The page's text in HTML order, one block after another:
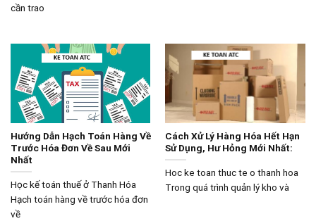
cần trao
Hướng Dẫn Hạch Toán Hàng Về
Trước Hóa Đơn Về Sau Mới
Nhất
Học kế toán thuế ở Thanh Hóa
Hạch toán hàng về trước hóa đơn
về
Cách Xử Lý Hàng Hóa Hết Hạn
Sử Dụng, Hư Hỏng Mới Nhất:
Hoc ke toan thuc te o thanh hoa
Trong quá trình quản lý kho và